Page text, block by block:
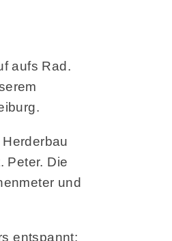
aufs Rad.
Peter. Die
und
entspannt: